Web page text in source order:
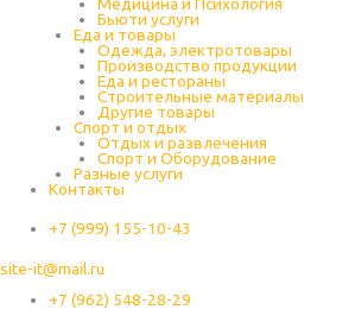
Бьюти услуги
Еда и товары
Одежда, электротовары
Производство продукции
Еда и рестораны
Строительные материалы
Другие товары
Спорт и отдых
Отдых и развлечения
Спорт и Оборудование
Разные услуги
Контакты
+7 (999) 155-10-43
site-it@mail.ru
+7 (962) 548-28-29